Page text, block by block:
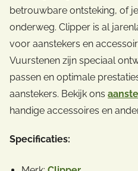
betrouwbare ontsteking, of
onderweg. Clipper is al
voor aanstekers en
Vuurstenen zijn speciaal
passen en optimale
aanstekers. Bekijk ons
handige accessoires en
Specificaties: